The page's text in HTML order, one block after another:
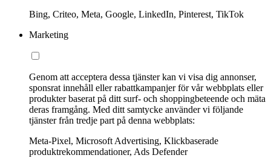
Bing, Criteo, Meta, Google, LinkedIn, Pinterest, TikTok
Marketing
Genom att acceptera dessa tjänster kan vi visa dig annonser,
sponsrat innehåll eller rabattkampanjer för vår webbplats eller
produkter baserat på ditt surf- och shoppingbeteende och mäta
deras framgång. Med ditt samtycke använder vi följande
tjänster från tredje part på denna webbplats:
Meta-Pixel, Microsoft Advertising, Klickbaserade
produktrekommendationer, Ads Defender